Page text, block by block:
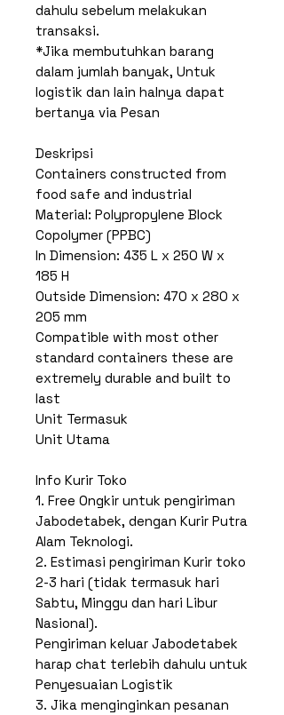
dahulu sebelum melakukan
transaksi.
*Jika membutuhkan barang
dalam jumlah banyak, Untuk
logistik dan lain halnya dapat
bertanya via Pesan
Deskripsi
Containers constructed from
food safe and industrial
Material: Polypropylene Block
Copolymer (PPBC)
In Dimension: 435 L x 250 W x
185 H
Outside Dimension: 470 x 280 x
205 mm
Compatible with most other
standard containers these are
extremely durable and built to
last
Unit Termasuk
Unit Utama
Info Kurir Toko
1. Free Ongkir untuk pengiriman
Jabodetabek, dengan Kurir Putra
Alam Teknologi.
2. Estimasi pengiriman Kurir toko
2-3 hari (tidak termasuk hari
Sabtu, Minggu dan hari Libur
Nasional).
Pengiriman keluar Jabodetabek
harap chat terlebih dahulu untuk
Penyesuaian Logistik
3. Jika menginginkan pesanan